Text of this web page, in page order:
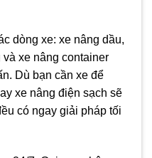
dòng xe: xe nâng dầu,
xe nâng container
Dù bạn cần xe để
xe nâng điện sạch sẽ
có ngay giải pháp tối